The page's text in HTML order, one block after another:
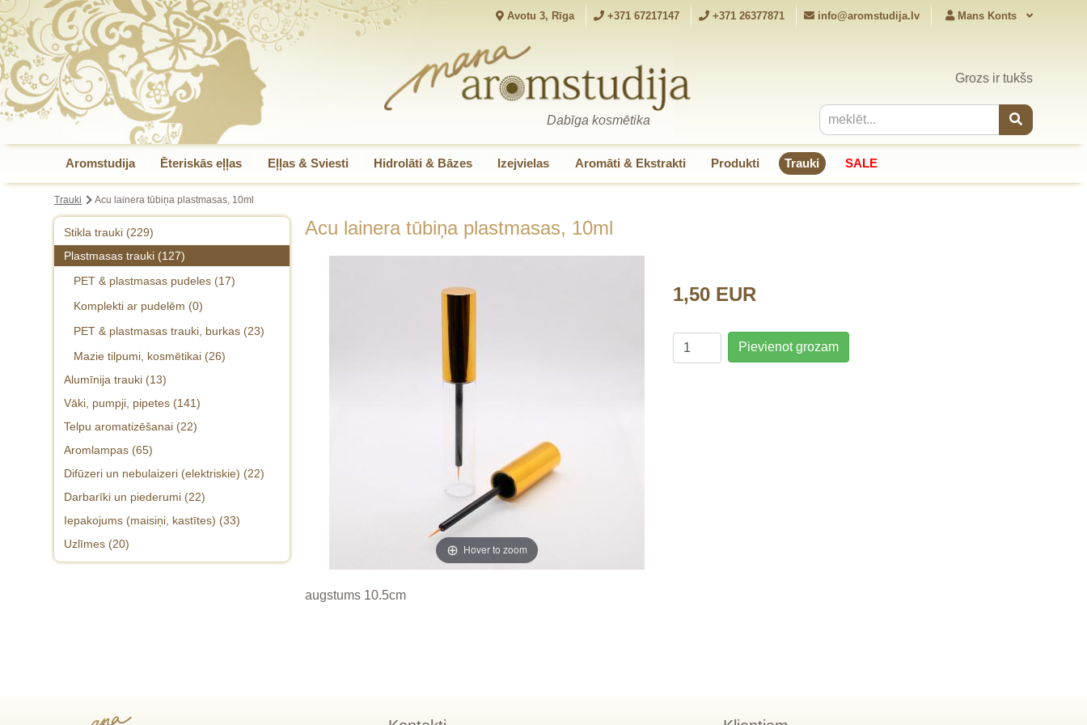
Avotu 3, Rīga +371 67217147 +371 26377871 info@aromstudija.lv Mans Konts
Dabīga kosmētika
Grozs ir tukšs
Aromstudija Ēteriskās eļļas Eļļas & Sviesti Hidrolāti & Bāzes Izejvielas Aromāti & Ekstrakti Produkti Trauki SALE
Trauki Acu lainera tūbiņa plastmasas, 10ml
Stikla trauki (229)
Aromterapijas stikla pudeles (7)
Aromterap. pudeles-komplekti (31)
Smaržu pudeles, mazie tilpumi, rullīši
(45)
Stikla krēma trauki (31)
Plastmasas trauki (127)
PET & plastmasas pudeles (17)
Komplekti ar pudelēm (0)
PET & plastmasas trauki, burkas (23)
Mazie tilpumi, kosmētikai (26)
Alumīnija trauki (13)
Vāki, pumpji, pipetes (141)
Vāciņi 18mm pudelītēm (18)
Vāciņi 20mm pudelēm 20/410 (22)
Vāciņi 24mm pudelēm 24/410 (20)
Vāciņi 28mm pudelēm un lielākiem
traukiem (8)
Telpu aromatizēšanai (22)
Aromlampas (65)
Difūzeri un nebulaizeri (elektriskie) (22)
Darbarīki un piederumi (22)
Iepakojums (maisiņi, kastītes) (33)
Uzlīmes (20)
Acu lainera tūbiņa plastmasas, 10ml
Hover to zoom
1,50 EUR
Pievienot grozam
augstums 10.5cm